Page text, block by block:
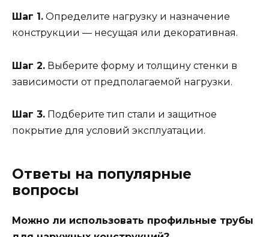
Шаг 1. Определите нагрузку и назначение
конструкции — несущая или декоративная.
Шаг 2. Выберите форму и толщину стенки в
зависимости от предполагаемой нагрузки.
Шаг 3. Подберите тип стали и защитное
покрытие для условий эксплуатации.
Ответы на популярные
вопросы
Можно ли использовать профильные трубы